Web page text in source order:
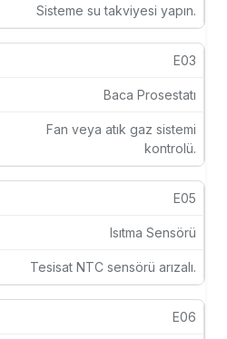
Sisteme su takviyesi yapın.
E03
Baca Prosestatı
Fan veya atık gaz sistemi
kontrolü.
E05
Isıtma Sensörü
Tesisat NTC sensörü arızalı.
E06